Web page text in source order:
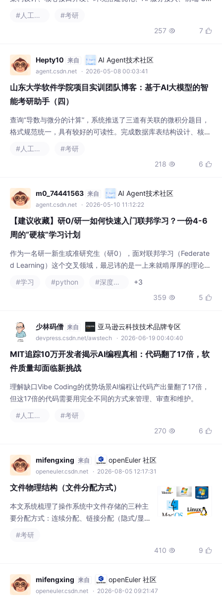
链路，为后续智能功能迭代打下坚实基础。user 表：存储用户基
础信息，包含 id、name、password、avatar、创建 / 更新时间
院校
#考研
257  7 
Hepty10 来自 AI Agent技术社区
agent.csdn.net · 2026-05-08 00:03:41
山东大学软件学院项目实训团队博客：基于AI大模型的智
能考研助手（四）
查询“导数与微分的计算”，系统推送了三道有关联的微积分题目，
格式规范统一，具有较好的可读性。完成数据库表结构设计、核心
接口。用户基础信息（id、name、password、avatar、创建/更
新时间、逻辑删除）返回的报告包含：错误类型、错误描述、知识
推荐、错题本、社区、院校数据、A
#考研
218  6 
m0_74441563 来自 AI Agent技术社区
agent.csdn.net · 2026-05-10 11:12:22
【建议收藏】研0/研一如何快速入门联邦学习？一份4-6
周的“硬核”学习计划
作为一名研一新生或准研究生（研0），面对联邦学习（Federate
d Learning）这个交叉领域，最忌讳的是一上来就啃厚厚的理论
计划。目标是在 4-6 周内，让你从零基础到能够独立上手实验。
#学习 #python
+3
359  5 
少林码僧 来自 亚马逊云科技技术品牌专区
devpress.csdn.net/awstech · 2026-06-19 00:40:40
MIT追踪10万开发者揭示AI编程真相：代码翻了17倍，软
件质量却面临新挑战
理解缺口Vibe Coding的优势场景AI编程让代码产出量翻了17倍，
但这17倍的代码需要用完全不同的方式来管理、审查和维护。
#考研
270  6 
mifengxing 来自 openEuler 社区
openeuler.csdn.net · 2026-08-05 12:17:31
文件物理结构（文件分配方式）
本文系统梳理了操作系统中文件存储的三种主
要分配方式：连续分配、链接分配（隐式/显
配通过物理块连续存储实现高效访问但存在碎
过内存驻留表实现随机访问；索引分配为每个
文件建立独立索引表，支持随机访问并通过多
#考研
410  9 
mifengxing 来自 openEuler 社区
openeuler.csdn.net · 2026-08-02 09:21:47